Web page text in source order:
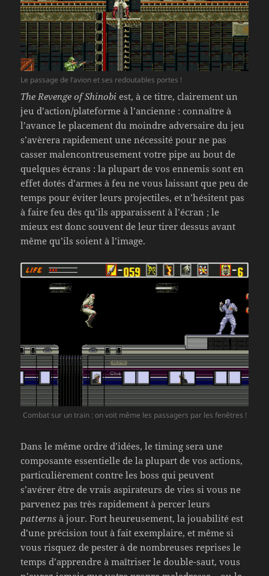
Le passage de l’avion et ses redoutables portes !
The Revenge of Shinobi est, à ce titre, clairement un
jeu d’action/plateforme à l’ancienne : connaître à
l’avance le placement du moindre adversaire du jeu
s’avèrera rapidement une nécessité pour ne pas
casser malencontreusement votre pipe au bout de
quelques écrans : la plupart de vos ennemis sont en
effet dotés d’armes à feu ne vous laissant que peu de
temps pour éviter leurs projectiles, et n’hésitent pas
à faire feu dès qu’ils apparaissent à l’écran ; le
mieux est donc souvent de leur tirer dessus avant
même qu’ils soient à l’image.
Combat sur un train : on voit même les passagers par les fenêtres !
Dans le même ordre d’idées, le timing sera une
composante essentielle de la plupart de vos actions,
particulièrement contre les boss qui peuvent
s’avérer être de vrais aspirateurs de vies si vous ne
parvenez pas très rapidement à percer leurs
patterns à jour. Fort heureusement, la jouabilité est
d’une précision tout à fait exemplaire, et même si
vous risquez de pester à de nombreuses reprises le
temps d’apprendre à maîtriser le double-saut, vous